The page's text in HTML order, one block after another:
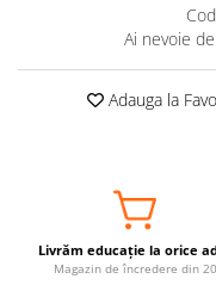
Ai nevoie
Adauga la
Livrăm educație la orice
Magazin de încredere din